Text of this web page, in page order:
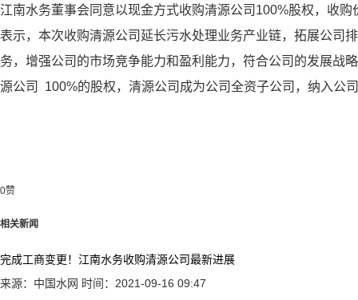
江南水务董事会同意以现金方式收购清源公司100%股权，收
表示，本次收购清源公司延长污水处理业务产业链，拓展公司
务，增强公司的市场竞争能力和盈利能力，符合公司的发展战
源公司 100%的股权，清源公司成为公司全资子公司，纳入公
0赞
相关新闻
完成工商变更！江南水务收购清源公司最新进展
来源：中国水网 时间：2021-09-16 09:47